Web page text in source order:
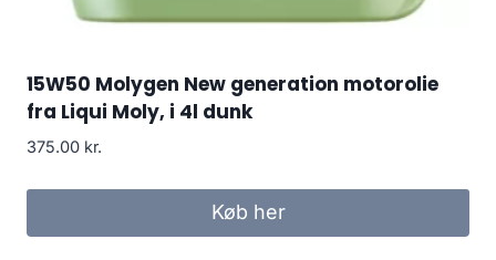
15W50 Molygen New generation motorolie
fra Liqui Moly, i 4l dunk
375.00 kr.
Køb her